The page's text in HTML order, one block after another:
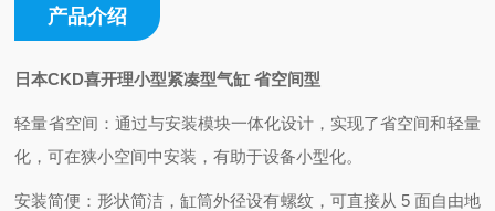
产品介绍
日本CKD喜开理小型紧凑型气缸 省空间型
轻量省空间：通过与安装模块一体化设计，实现了省空间和轻量
化，可在狭小空间中安装，有助于设备小型化。
安装简便：形状简洁，缸筒外径设有螺纹，可直接从 5 面自由地